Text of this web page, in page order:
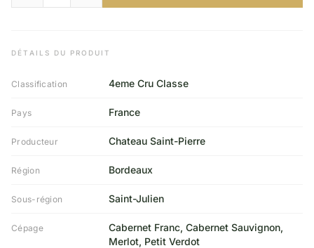
DÉTAILS DU PRODUIT
Classification 4eme Cru Classe
Pays France
Producteur Chateau Saint-Pierre
Région Bordeaux
Sous-région Saint-Julien
Cépage
Cabernet Franc, Cabernet Sauvignon,
Merlot, Petit Verdot